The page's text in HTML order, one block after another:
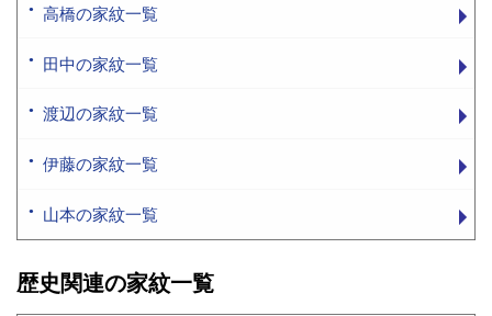
高橋の家紋一覧
田中の家紋一覧
渡辺の家紋一覧
伊藤の家紋一覧
山本の家紋一覧
歴史関連の家紋一覧